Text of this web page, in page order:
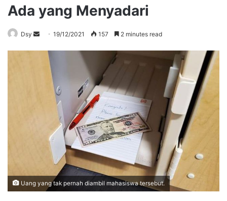
Ada yang Menyadari
Dsy
Send
email
19/12/2021 157 2 minutes read
Uang yang tak pernah diambil mahasiswa tersebut.